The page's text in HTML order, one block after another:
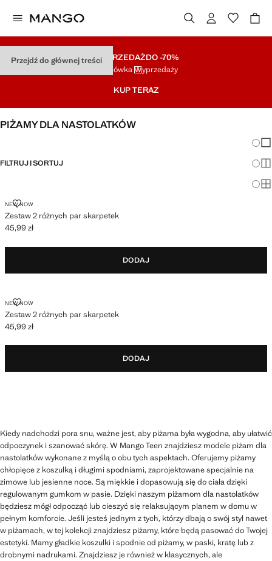
Przejdź do głównej treściWYPRZEDAŻDO -70%
Końcówka Wyprzedaży
KUP TERAZ
PIŻAMY DLA NASTOLATKÓW
FILTRUJ I SORTUJ
NEW NOW
Zestaw 2 różnych par skarpetek
ZESTAW 2 RÓŻNYCH PAR SKARPETEK
Aktualna cena [45,99 zł ]
45,99 zł
DODAJ
NEW NOW
Zestaw 2 różnych par skarpetek
ZESTAW 2 RÓŻNYCH PAR SKARPETEK
Aktualna cena [45,99 zł ]
45,99 zł
DODAJ
Kiedy nadchodzi pora snu, ważne jest, aby piżama była wygodna, aby ułatwić
odpoczynek i szanować skórę. W Mango Teen znajdziesz modele piżam dla
nastolatków wykonane z myślą o obu tych aspektach. Oferujemy piżamy
chłopięce z koszulką i długimi spodniami, zaprojektowane specjalnie na
zimowe lub jesienne noce. Są miękkie i dopasowują się do ciała dzięki
regulowanym gumkom w pasie. Dzięki naszym piżamom dla nastolatków
będziesz mógł odpocząć lub cieszyć się relaksującym planem w domu w
pełnym komforcie. Jeśli jesteś jednym z tych, którzy dbają o swój styl nawet
w piżamach, w tej kolekcji znajdziesz piżamy, które będą pasować do Twojej
estetyki. Mamy gładkie koszulki i spodnie od piżamy, w paski, kratę lub z
drobnymi nadrukami. Znajdziesz je również w klasycznych, ale